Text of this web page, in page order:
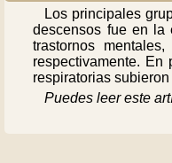
Los principales
descensos fue en la
trastornos
respectivamente. En
respiratorias
Puedes leer este